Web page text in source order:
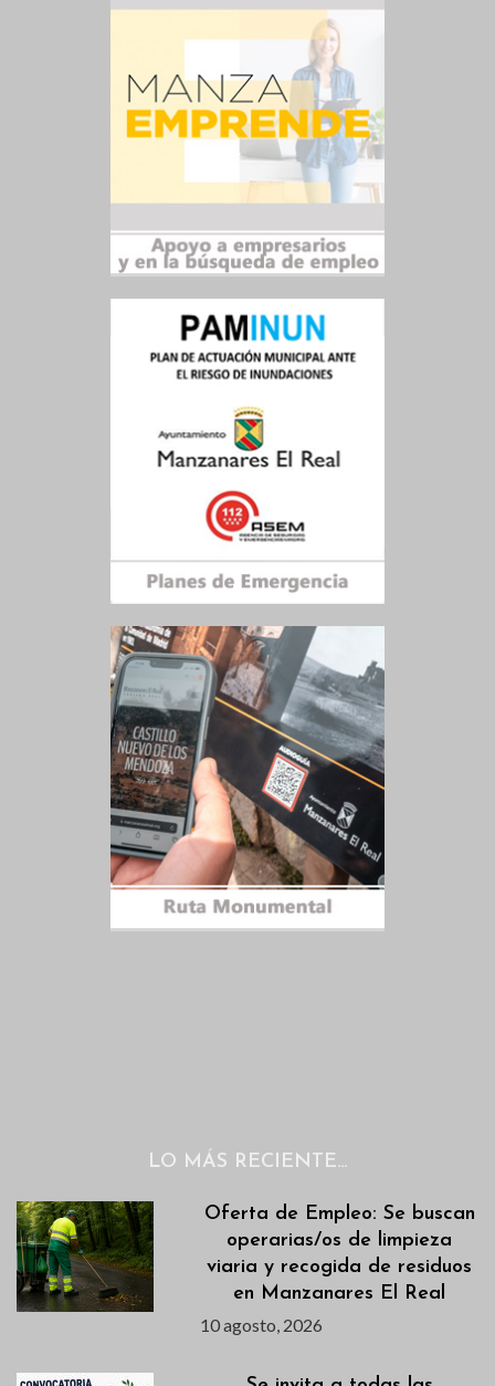
LO MÁS RECIENTE…
Oferta de Empleo: Se buscan
operarias/os de limpieza
viaria y recogida de residuos
en Manzanares El Real
10 agosto, 2026